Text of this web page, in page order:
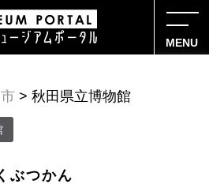
MENU
> 秋田県立博物館
ぶつかん